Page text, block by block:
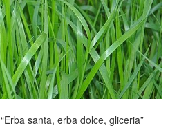
“Erba santa, erba dolce, gliceria”